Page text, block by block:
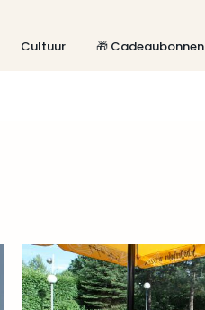
Cultuur 🎁 Cadeaubonnen